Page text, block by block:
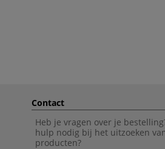
Contact
Heb je vragen over je
hulp nodig bij het uitzoeken
producten?